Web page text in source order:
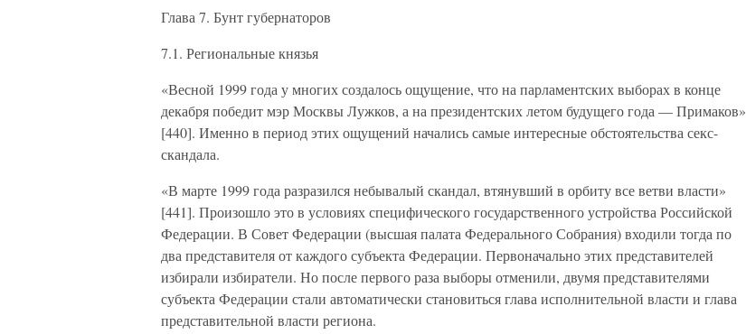
Глава 7. Бунт губернаторов
7.1. Региональные князья
«Весной 1999 года у многих создалось ощущение, что на парламентских выборах в конце
декабря победит мэр Москвы Лужков, а на президентских летом будущего года — Примаков»
[440]. Именно в период этих ощущений начались самые интересные обстоятельства секс-
скандала.
«В марте 1999 года разразился небывалый скандал, втянувший в орбиту все ветви власти»
[441]. Произошло это в условиях специфического государственного устройства Российской
Федерации. В Совет Федерации (высшая палата Федерального Собрания) входили тогда по
два представителя от каждого субъекта Федерации. Первоначально этих представителей
избирали избиратели. Но после первого раза выборы отменили, двумя представителями
субъекта Федерации стали автоматически становиться глава исполнительной власти и глава
представительной власти региона.